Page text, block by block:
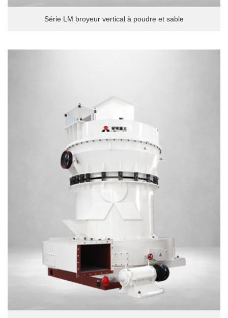
Série LM broyeur vertical à poudre et sable